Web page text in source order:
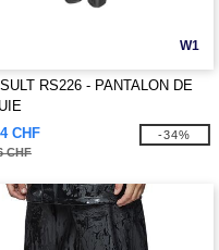
W1
RS226 - PANTALON DE
CHF
CHF
-34%